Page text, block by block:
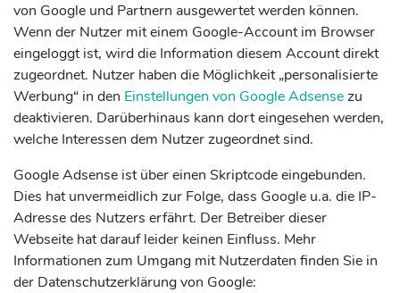
von Google und Partnern ausgewertet werden können.
Wenn der Nutzer mit einem Google-Account im Browser
eingeloggt ist, wird die Information diesem Account direkt
zugeordnet. Nutzer haben die Möglichkeit „personalisierte
Werbung“ in den Einstellungen von Google Adsensezu
deaktivieren. Darüberhinaus kann dort eingesehen werden,
welche Interessen dem Nutzer zugeordnet sind.
Google Adsense ist über einen Skriptcode eingebunden.
Dies hat unvermeidlich zur Folge, dass Google u.a. die IP-
Adresse des Nutzers erfährt. Der Betreiber dieser
Webseite hat darauf leider keinen Einfluss. Mehr
Informationen zum Umgang mit Nutzerdaten finden Sie in
der Datenschutzerklärung von Google: